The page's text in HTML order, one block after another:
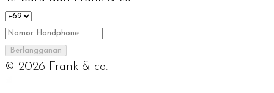
Berlangganan
© 2026 Frank & co.